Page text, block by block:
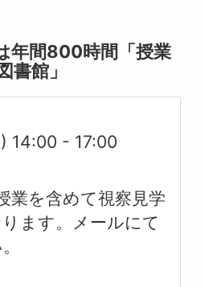
年間800時間「授業
書館」
14:00 - 17:00
業を含めて視察見学
ます。メールにて